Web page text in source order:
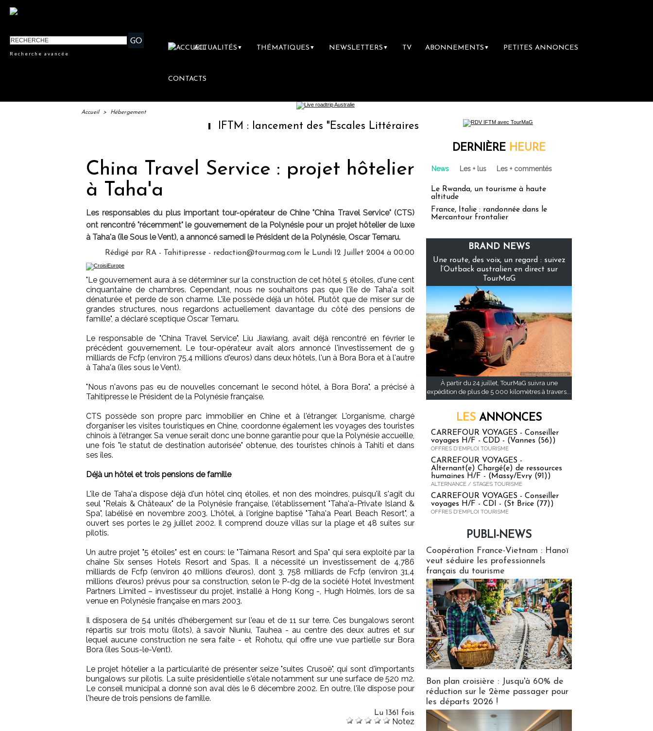
Recherche avancée
ACTUALITÉS ▼ THÉMATIQUES ▼ NEWSLETTERS ▼ TV ABONNEMENTS ▼ PETITES ANNONCES
CONTACTS
Accueil > Hébergement
IFTM : lancement des "Escales Littéraires", la première librairie du voyage
China Travel Service : projet hôtelier
à Taha'a
Les responsables du plus important tour-opérateur de Chine "China Travel Service" (CTS)
ont rencontré "récemment" le gouvernement de la Polynésie pour un projet hôtelier de luxe
à Taha'a (île Sous le Vent), a annoncé samedi le Président de la Polynésie, Oscar Temaru.
Rédigé par RA - Tahitipresse - redaction@tourmag.com le Lundi 12 Juillet 2004 à 00:00
"Le gouvernement aura à se déterminer sur la construction de cet hôtel 5 étoiles, d'une cent
cinquantaine de chambres. Cependant, nous ne souhaitons pas que l'île de Taha'a soit
dénaturée et perde de son charme. L'île possède déjà un hôtel. Plutôt que de miser sur de
grandes structures, nous regardons actuellement davantage du côté des pensions de
famille", a déclaré sceptique Oscar Temaru.
Le responsable de "China Travel Service", Liu Jiawiang, avait déjà rencontré en février le
précédent gouvernement. Le tour-opérateur avait alors annoncé l'investissement de 9
milliards de Fcfp (environ 75,4 millions d'euros) dans deux hôtels, l'un à Bora Bora et à l'autre
à Taha'a (îles sous le Vent).
"Nous n'avons pas eu de nouvelles concernant le second hôtel, à Bora Bora", a précisé à
Tahitipresse le Président de la Polynésie française.
CTS possède son propre parc immobilier en Chine et à l'étranger. L'organisme, chargé
d’organiser les visites touristiques en Chine, coordonne également les voyages des touristes
chinois à l’étranger. Sa venue serait donc une bonne garantie pour que la Polynésie accueille,
une fois "le statut de destination autorisée" obtenue, des touristes chinois à Tahiti et dans
ses îles.
Déjà un hôtel et trois pensions de famille
L'île de Taha'a dispose déjà d'un hôtel cinq étoiles, et non des moindres, puisqu'il s'agit du
seul "Relais & Châteaux" de la Polynésie française, l'établissement "Taha'a-Private Island &
Spa", labélisé en novembre 2003. L'hôtel, à l'origine baptisé "Taha'a Pearl Beach Resort", a
ouvert ses portes le 29 juillet 2002. Il comprend douze villas sur la plage et 48 suites sur
pilotis.
Un autre projet "5 étoiles" est en cours: le "Taimana Resort and Spa" qui sera exploité par la
chaîne Six senses Hotels Resort and Spas. Il a nécessité un investissement de 4,786
milliards de Fcfp (environ 40 millions d'euros), dont 3, 758 milliards de Fcfp (environ 31,4
millions d'euros) prévus pour sa construction, selon le P-dg de la société Hotel Investment
Partners Limited – investisseur du projet, installé à Hong Kong -, Hugh Holmès, lors de sa
venue en Polynésie française en mars 2003.
Il disposera de 54 unités d'hébergement sur l'eau et de 11 sur terre. Ces bungalows seront
répartis sur trois motu (îlots), à savoir Niuniu, Tauhea - au centre des deux autres et sur
lequel aucune construction ne sera faite - et Rohotu, qui offre une vue partielle sur Bora
Bora (îles Sous-le-Vent).
Le projet hôtelier a la particularité de présenter seize "suites Crusoë", qui sont d'importants
bungalows sur pilotis. La suite présidentielle s'étale notamment sur une surface de 520 m2.
Le conseil municipal a donné son aval dès le 6 décembre 2002. En outre, l'île dispose pour
l'heure de trois pensions de famille.
Lu 1361 fois
Notez
DERNIÈRE HEURE
News Les + lus Les + commentés
Le Rwanda, un tourisme à haute
altitude
France, Italie : randonnée dans le
Mercantour frontalier
BRAND NEWS
Une route, des voix, un regard : suivez
l’Outback australien en direct sur
TourMaG
À partir du 24 juillet, TourMaG suivra une
expédition de plus de 5 000 kilomètres à travers...
LES ANNONCES
CARREFOUR VOYAGES - Conseiller
voyages H/F - CDD - (Vannes (56))
OFFRES D'EMPLOI TOURISME
CARREFOUR VOYAGES -
Alternant(e) Chargé(e) de ressources
humaines H/F - (Massy/Evry (91))
ALTERNANCE / STAGES TOURISME
CARREFOUR VOYAGES - Conseiller
voyages H/F - CDI - (St Brice (77))
OFFRES D'EMPLOI TOURISME
PUBLI-NEWS
Coopération France-Vietnam : Hanoï
veut séduire les professionnels
français du tourisme
Bon plan croisière : Jusqu'à 60% de
réduction sur le 2ème passager pour
les départs 2026 !